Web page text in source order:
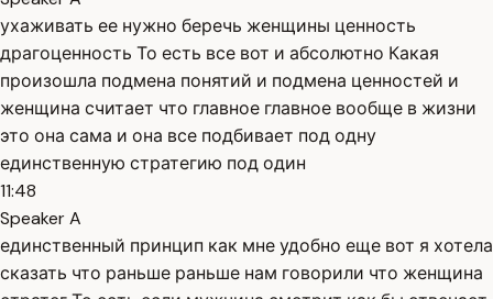
ухаживать ее нужно беречь женщины ценность
драгоценность То есть все вот и абсолютно Какая
произошла подмена понятий и подмена ценностей и
женщина считает что главное главное вообще в жизни
это она сама и она все подбивает под одну
единственную стратегию под один
11:48
Speaker A
единственный принцип как мне удобно еще вот я хотела
сказать что раньше раньше нам говорили что женщина